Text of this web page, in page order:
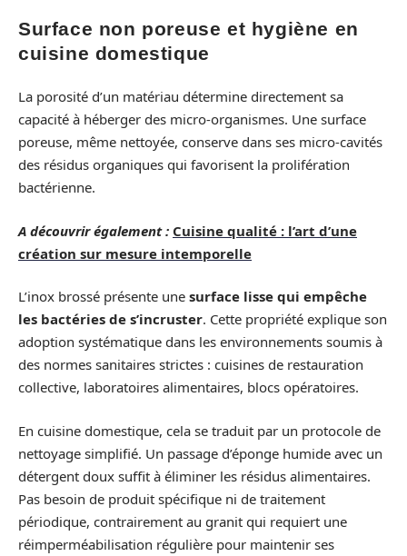
Surface non poreuse et hygiène en
cuisine domestique
La porosité d’un matériau détermine directement sa
capacité à héberger des micro-organismes. Une surface
poreuse, même nettoyée, conserve dans ses micro-cavités
des résidus organiques qui favorisent la prolifération
bactérienne.
A découvrir également : Cuisine qualité : l’art d’une
création sur mesure intemporelle
L’inox brossé présente une surface lisse qui empêche
les bactéries de s’incruster. Cette propriété explique son
adoption systématique dans les environnements soumis à
des normes sanitaires strictes : cuisines de restauration
collective, laboratoires alimentaires, blocs opératoires.
En cuisine domestique, cela se traduit par un protocole de
nettoyage simplifié. Un passage d’éponge humide avec un
détergent doux suffit à éliminer les résidus alimentaires.
Pas besoin de produit spécifique ni de traitement
périodique, contrairement au granit qui requiert une
réimperméabilisation régulière pour maintenir ses